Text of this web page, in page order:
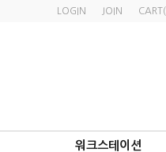
LOGIN JOIN CART(
워크스테이션